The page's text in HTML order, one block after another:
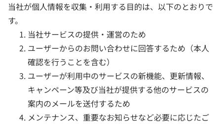
当社が個人情報を収集・利用する目的は、以下のとおりで
す。
当社サービスの提供・運営のため
ユーザーからのお問い合わせに回答するため（本人
確認を行うことを含む）
ユーザーが利用中のサービスの新機能、更新情報、
キャンペーン等及び当社が提供する他のサービスの
案内のメールを送付するため
メンテナンス、重要なお知らせなど必要に応じたご